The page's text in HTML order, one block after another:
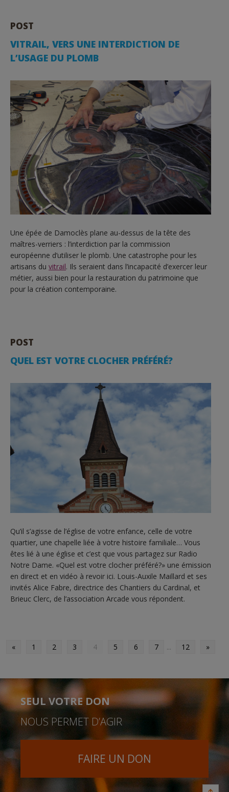
POST
VITRAIL, VERS UNE INTERDICTION DE
L’USAGE DU PLOMB
Une épée de Damoclès plane au-dessus de la tête des
maîtres-verriers : l’interdiction par la commission
européenne d’utiliser le plomb. Une catastrophe pour les
artisans du vitrail. Ils seraient dans l’incapacité d’exercer leur
métier, aussi bien pour la restauration du patrimoine que
pour la création contemporaine.
POST
QUEL EST VOTRE CLOCHER PRÉFÉRÉ?
Qu’il s’agisse de l’église de votre enfance, celle de votre
quartier, une chapelle liée à votre histoire familiale… Vous
êtes lié à une église et c’est que vous partagez sur Radio
Notre Dame. «Quel est votre clocher préféré?» une émission
en direct et en vidéo à revoir ici. Louis-Auxile Maillard et ses
invités Alice Fabre, directrice des Chantiers du Cardinal, et
Brieuc Clerc, de l’association Arcade vous répondent.
« 1 2 3 4 5 6 7 ... 12 »
SEUL VOTRE DON
NOUS PERMET D’AGIR
FAIRE UN DON